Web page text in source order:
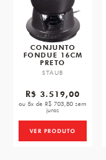
CONJUNTO
FONDUE 16CM
PRETO
STAUB
R$ 3.519,00
ou 5x de R$ 703,80 sem
juros
VER PRODUTO